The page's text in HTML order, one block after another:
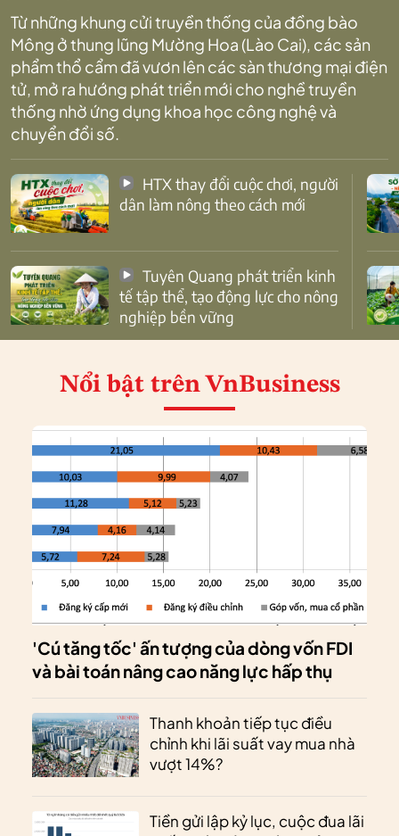
Từ những khung cửi truyền thống của đồng bào
Mông ở thung lũng Mường Hoa (Lào Cai), các sản
phẩm thổ cẩm đã vươn lên các sàn thương mại điện
tử, mở ra hướng phát triển mới cho nghề truyền
thống nhờ ứng dụng khoa học công nghệ và
chuyển đổi số.
dân làm nông theo cách mới
tế tập thể, tạo động lực cho nông
nghiệp bền vững
Nổi bật trên VnBusiness
'Cú tăng tốc' ấn tượng của dòng vốn FDI
và bài toán nâng cao năng lực hấp thụ
Thanh khoản tiếp tục điều
chỉnh khi lãi suất vay mua nhà
vượt 14%?
Tiền gửi lập kỷ lục, cuộc đua lãi